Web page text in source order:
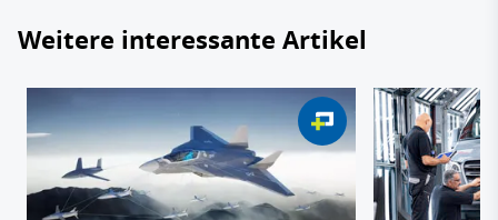
Weitere interessante Artikel